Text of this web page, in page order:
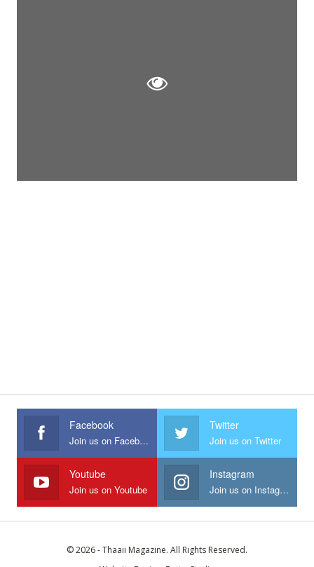
Facebook
Join us on Facebook
Twitter
Join us on Twitter
Youtube
Join us on Youtube
Instagram
Join us on Instagram
© 2026 - Thaaii Magazine. All Rights Reserved.